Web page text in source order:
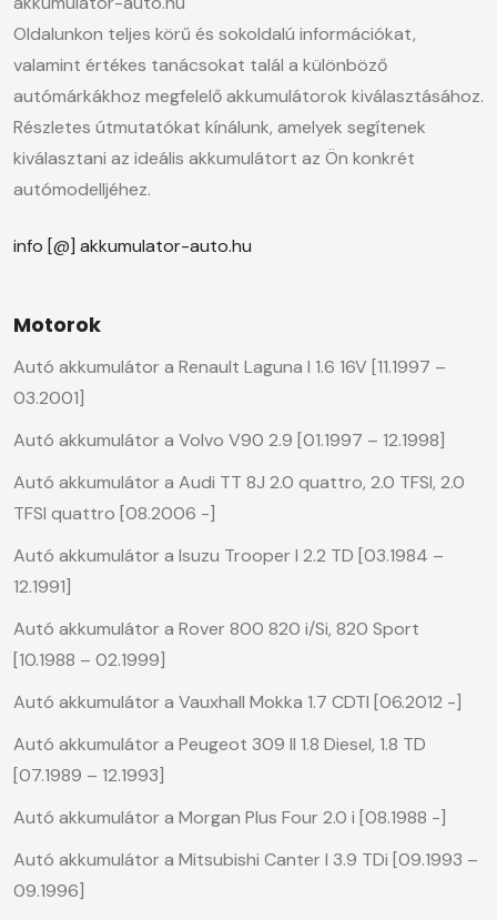
Oldalunkon teljes körű és sokoldalú információkat,
valamint értékes tanácsokat talál a különböző
autómárkákhoz megfelelő akkumulátorok kiválasztásához.
Részletes útmutatókat kínálunk, amelyek segítenek
kiválasztani az ideális akkumulátort az Ön konkrét
autómodelljéhez.
info [@] akkumulator-auto.hu
Motorok
Autó akkumulátor a Renault Laguna I 1.6 16V [11.1997 –
03.2001]
Autó akkumulátor a Volvo V90 2.9 [01.1997 – 12.1998]
Autó akkumulátor a Audi TT 8J 2.0 quattro, 2.0 TFSI, 2.0
TFSI quattro [08.2006 -]
Autó akkumulátor a Isuzu Trooper I 2.2 TD [03.1984 –
12.1991]
Autó akkumulátor a Rover 800 820 i/Si, 820 Sport
[10.1988 – 02.1999]
Autó akkumulátor a Vauxhall Mokka 1.7 CDTI [06.2012 -]
Autó akkumulátor a Peugeot 309 II 1.8 Diesel, 1.8 TD
[07.1989 – 12.1993]
Autó akkumulátor a Morgan Plus Four 2.0 i [08.1988 -]
Autó akkumulátor a Mitsubishi Canter I 3.9 TDi [09.1993 –
09.1996]